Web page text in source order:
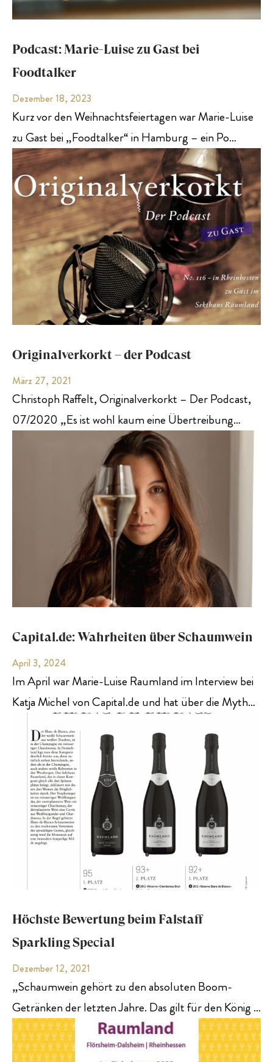
Podcast: Marie-Luise zu Gast bei
Foodtalker
Dezember 18, 2023
Kurz vor den Weihnachtsfeiertagen war Marie-Luise
zu Gast bei „Foodtalker“ in Hamburg – ein Po…
Originalverkorkt – der Podcast
März 27, 2021
Christoph Raffelt, Originalverkorkt – Der Podcast,
07/2020 „Es ist wohl kaum eine Übertreibung…
Capital.de: Wahrheiten über Schaumwein
April 3, 2024
Im April war Marie-Luise Raumland im Interview bei
Katja Michel von Capital.de und hat über die Myth…
Höchste Bewertung beim Falstaff
Sparkling Special
Dezember 12, 2021
„Schaumwein gehört zu den absoluten Boom­
Getränken der letzten Jahre. Das gilt für den König …